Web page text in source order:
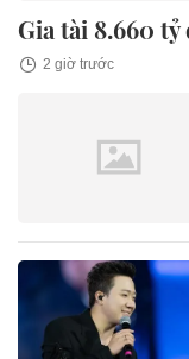
Gia tài 8.660 tỷ
2 giờ trước